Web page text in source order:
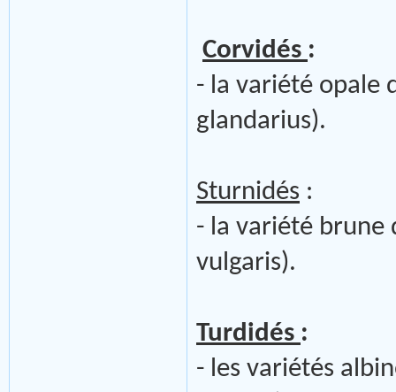
Corvidés :
- la variété opale
glandarius).
Sturnidés :
- la variété brune
vulgaris).
Turdidés :
- les variétés